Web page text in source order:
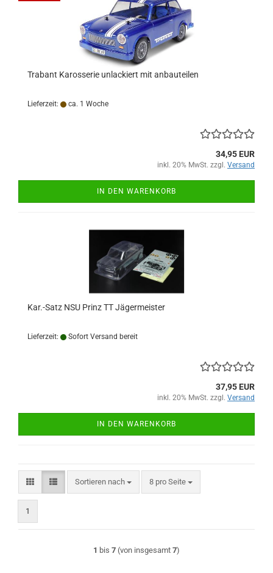
Trabant Karosserie unlackiert mit anbauteilen
Lieferzeit: ca. 1 Woche
34,95 EUR
inkl. 20% MwSt. zzgl. Versand
IN DEN WARENKORB
Kar.-Satz NSU Prinz TT Jägermeister
Lieferzeit: Sofort Versand bereit
37,95 EUR
inkl. 20% MwSt. zzgl. Versand
IN DEN WARENKORB
Sortieren nach
Sortieren nach 8 pro Seite
pro Seite
1
1 bis 7 (von insgesamt 7)